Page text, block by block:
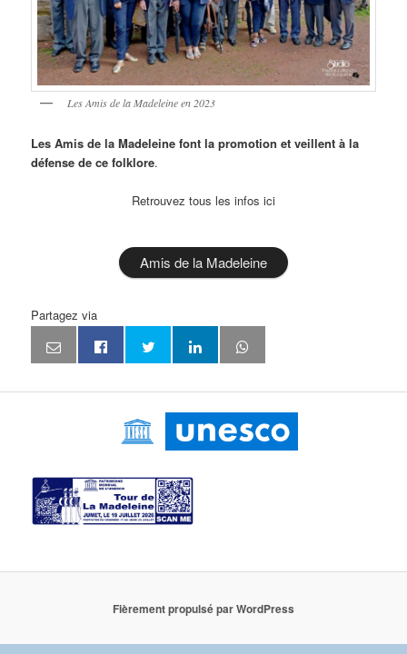
Les Amis de la Madeleine en 2023
Les Amis de la Madeleine font la promotion et veillent à la
défense de ce folklore.
Retrouvez tous les infos ici
Amis de la Madeleine
Partagez via
Fièrement propulsé par WordPress